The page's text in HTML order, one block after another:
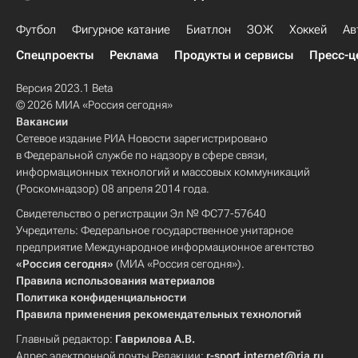
Футбол Фигурное катание Биатлон ЗОЖ Хоккей
Спецпроекты
Реклама Продукты и сервисы Пресс-
Версия 2023.1 Beta
© 2026 МИА «Россия сегодня»
Вакансии
Сетевое издание РИА Новости зарегистрировано
в Федеральной службе по надзору в сфере связи,
информационных технологий и массовых коммуникаций
(Роскомнадзор) 08 апреля 2014 года.
Свидетельство о регистрации Эл № ФС77-57640
Учредитель: Федеральное государственное унитарное
предприятие Международное информационное агентство
«Россия сегодня» (МИА «Россия сегодня»).
Правила использования материалов
Политика конфиденциальности
Правила применения рекомендательных технологий
Главный редактор: Гаврилова А.В.